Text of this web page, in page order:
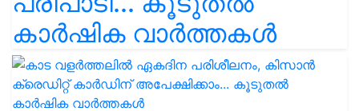
കാർഷിക വാർത്തകൾ